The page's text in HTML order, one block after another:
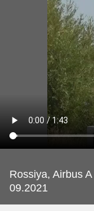
Rossiya, Airbus
09.2021